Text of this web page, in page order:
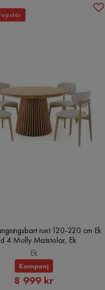
runt 120-220 cm Ek
4 Molly Matstolar, Ek
Ek
Kampanj
Rabatterat
8 999 kr